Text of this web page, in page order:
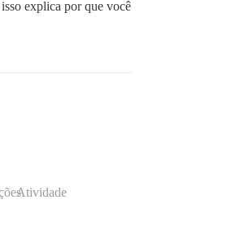
explica por que você
Atividade